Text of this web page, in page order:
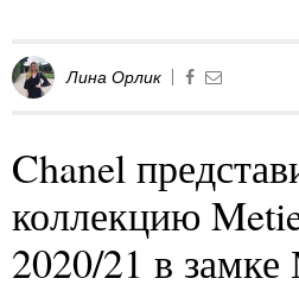
Лина Орлик
Chanel
коллекцию
2020/21 в